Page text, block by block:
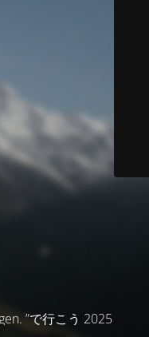
”で行こう 2025